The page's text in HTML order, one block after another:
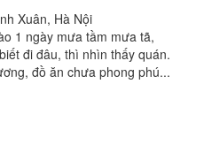
Xuân, Hà Nội
1 ngày mưa tầm mưa tã,
đi đâu, thì nhìn thấy quán.
đồ ăn chưa phong phú...